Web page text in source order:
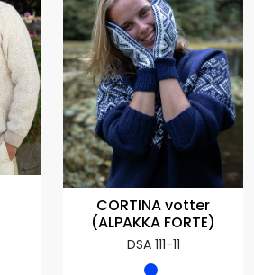
CORTINA votter
(ALPAKKA FORTE)
DSA 111-11